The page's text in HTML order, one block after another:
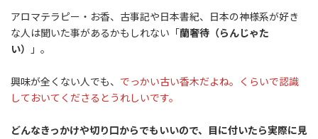
アロマテラピー・お香、古事記や日本書紀、日本の神様系が好き
な人は聞いた事があるかもしれない「蘭奢待（らんじゃた
い）
」。
興味が全くない人でも、 でっかい古い香木だよね。くらいで認識
しておいてくださるとうれしいです。
どんなきっかけや切り口からでもいいので、目に付いたら実際に見